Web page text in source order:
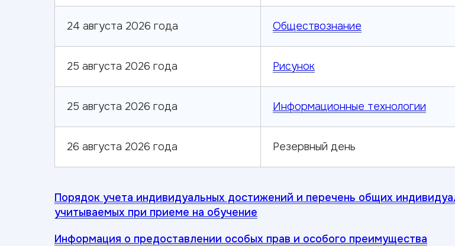
24 августа 2026 года Обществознание
25 августа 2026 года Рисунок
25 августа 2026 года Информационные технологии
26 августа 2026 года Резервный день
Порядок учета индивидуальных достижений и перечень общих
учитываемых при приеме на обучение
Информация о предоставлении особых прав и особого преимущества